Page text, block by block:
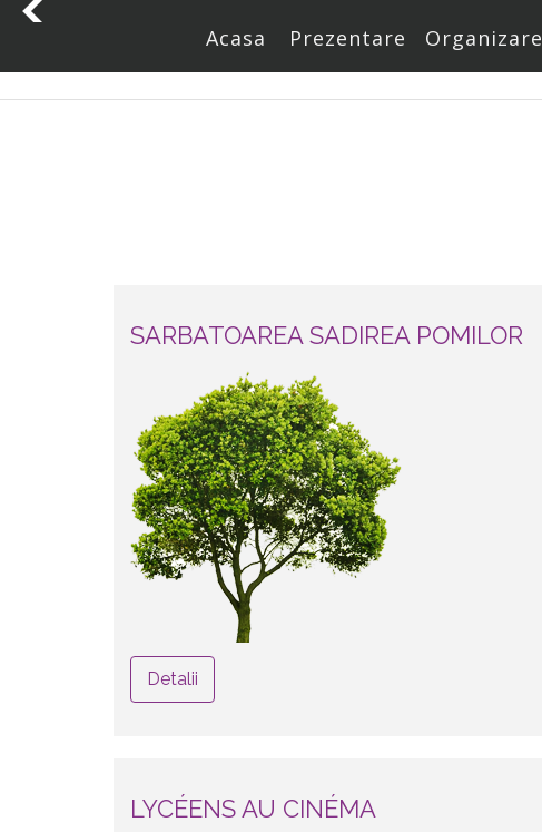
Acasa Prezentare Organizare
SARBATOAREA SADIREA POMILOR
Detalii
LYCÉENS AU CINÉMA